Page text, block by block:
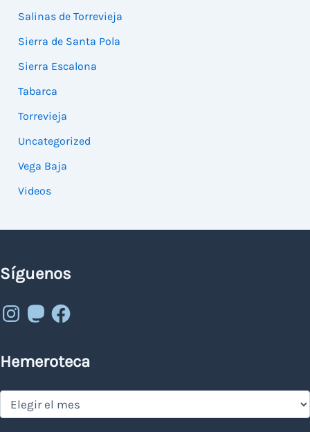
Salinas de Torrevieja
Sierra de Santa Pola
Sierra Escalona
Tabarca
Torrevieja
Uncategorized
Vega Baja
Videos
Síguenos
Instagram
MastodonFacebook
Hemeroteca
Hemeroteca